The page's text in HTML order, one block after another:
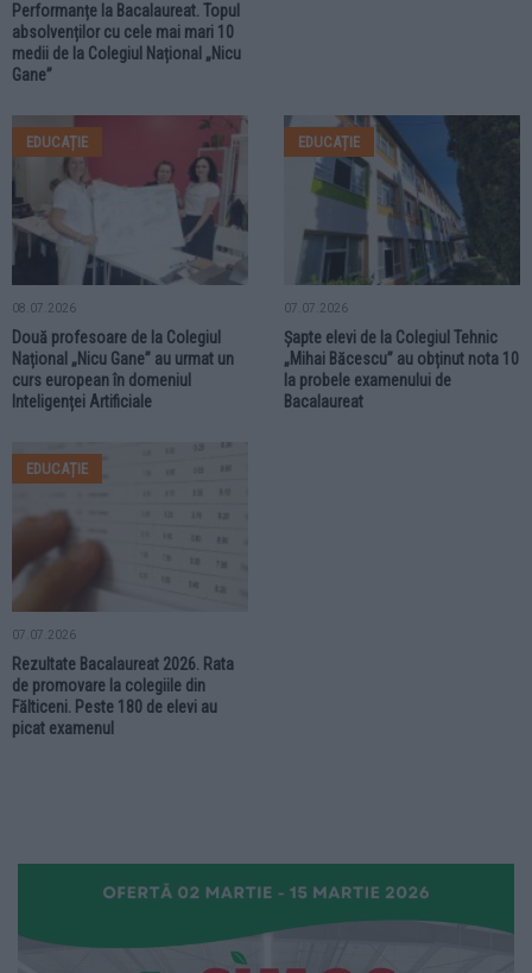
Performanțe la Bacalaureat. Topul
absolvenților cu cele mai mari 10
medii de la Colegiul Național „Nicu
Gane”
EDUCAȚIE
08.07.2026
Două profesoare de la Colegiul
Național „Nicu Gane” au urmat un
curs european în domeniul
Inteligenței Artificiale
EDUCAȚIE
07.07.2026
Șapte elevi de la Colegiul Tehnic
„Mihai Băcescu” au obținut nota 10
la probele examenului de
Bacalaureat
EDUCAȚIE
07.07.2026
Rezultate Bacalaureat 2026. Rata
de promovare la colegiile din
Fălticeni. Peste 180 de elevi au
picat examenul